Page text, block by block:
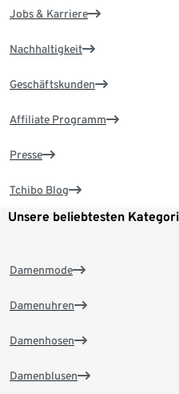
Jobs & Karriere
Nachhaltigkeit
Geschäftskunden
Affiliate Programm
Presse
Tchibo Blog
Unsere beliebtesten
Damenmode
Damenuhren
Damenhosen
Damenblusen